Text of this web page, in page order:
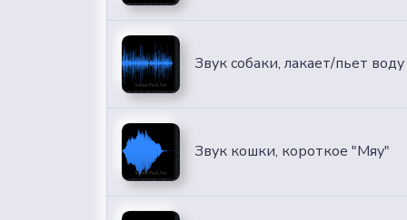
Звук собаки, лакает/пьет воду
Звук кошки, короткое "Мяу"